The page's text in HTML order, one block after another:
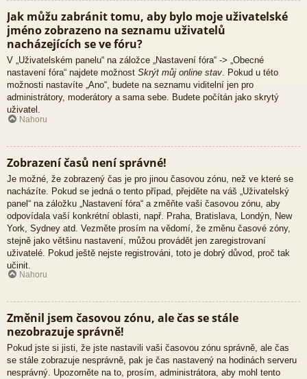
Jak můžu zabránit tomu, aby bylo moje uživatelské
jméno zobrazeno na seznamu uživatelů
nacházejících se ve fóru?
V „Uživatelském panelu“ na záložce „Nastavení fóra“ -> „Obecné
nastavení fóra“ najdete možnost Skrýt můj online stav. Pokud u této
možnosti nastavíte „Ano“, budete na seznamu viditelní jen pro
administrátory, moderátory a sama sebe. Budete počítán jako skrytý
uživatel.
Nahoru
Zobrazení časů není správné!
Je možné, že zobrazený čas je pro jinou časovou zónu, než ve které se
nacházíte. Pokud se jedná o tento případ, přejděte na váš „Uživatelský
panel“ na záložku „Nastavení fóra“ a změňte vaši časovou zónu, aby
odpovídala vaší konkrétní oblasti, např. Praha, Bratislava, Londýn, New
York, Sydney atd. Vezměte prosím na vědomí, že změnu časové zóny,
stejně jako většinu nastavení, můžou provádět jen zaregistrovaní
uživatelé. Pokud ještě nejste registrováni, toto je dobrý důvod, proč tak
učinit.
Nahoru
Změnil jsem časovou zónu, ale čas se stále
nezobrazuje správně!
Pokud jste si jisti, že jste nastavili vaši časovou zónu správně, ale čas
se stále zobrazuje nesprávně, pak je čas nastavený na hodinách serveru
nesprávný. Upozorněte na to, prosím, administrátora, aby mohl tento